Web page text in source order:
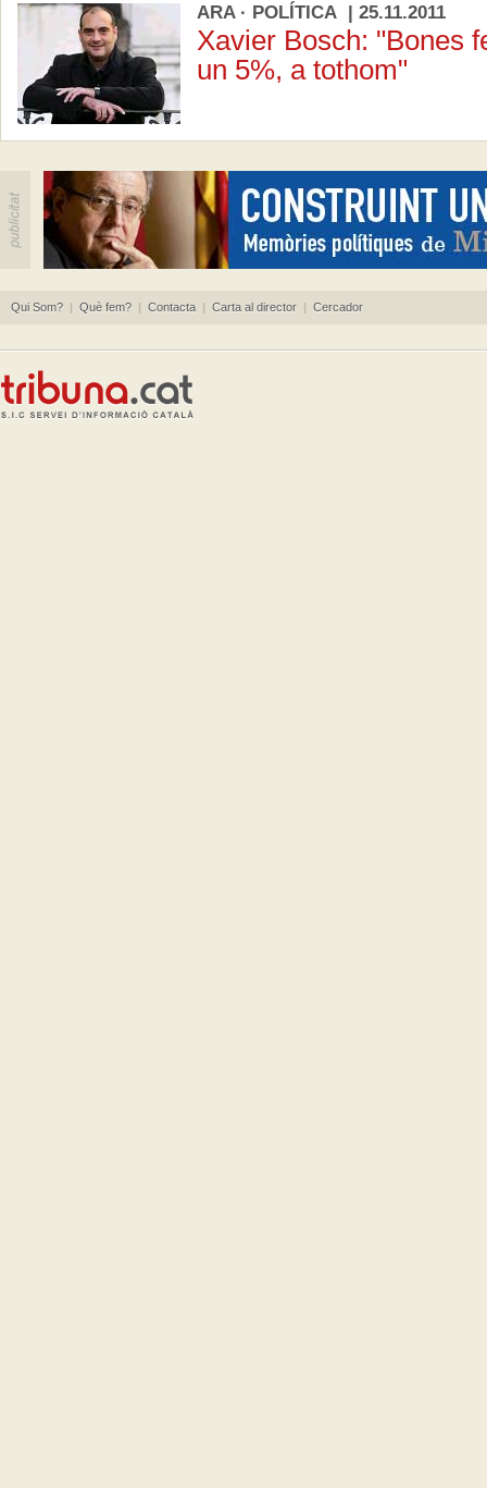
ARA · POLÍTICA | 25.11.2011
Xavier Bosch: "Bones
un 5%, a tothom"
Qui Som? | Què fem? | Contacta | Carta al director | Cercador